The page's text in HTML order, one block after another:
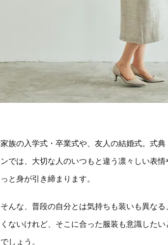
家族の入学式・卒業式や、友人の結婚式。式
ンでは、大切な人のいつもと違う凛々しい表
っと身が引き締まります。
そんな、普段の自分とは気持ちも装いも異な
くないけれど、そこに合った服装も意識した
でしょう。